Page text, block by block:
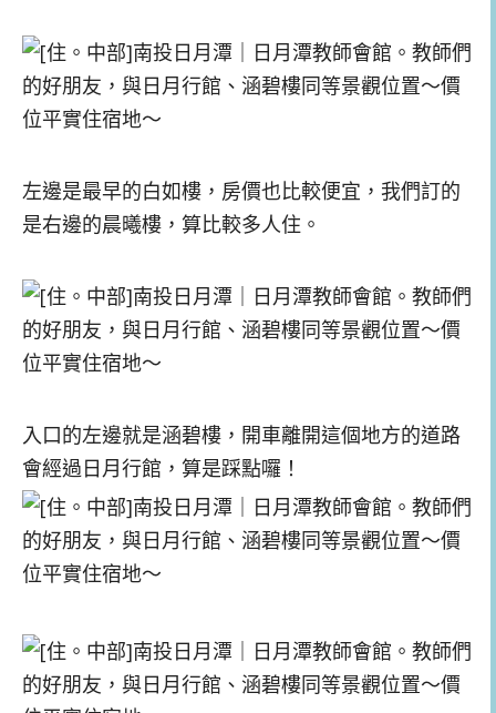
左邊是最早的白如樓，房價也比較便宜，我們訂的
是右邊的晨曦樓，算比較多人住。
入口的左邊就是涵碧樓，開車離開這個地方的道路
會經過日月行館，算是踩點囉！